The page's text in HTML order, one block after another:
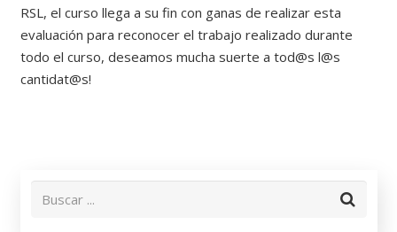
RSL, el curso llega a su fin con ganas de realizar esta
evaluación para reconocer el trabajo realizado durante
todo el curso, deseamos mucha suerte a tod@s l@s
cantidat@s!